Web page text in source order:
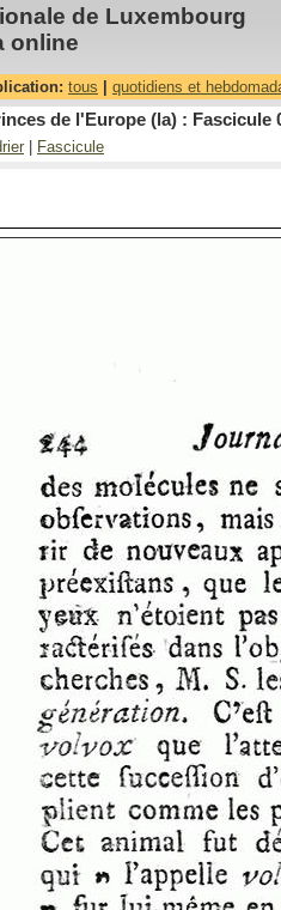
de Luxembourg
online
tous quotidiens et
de l'Europe (la) : Fascicule
Fascicule